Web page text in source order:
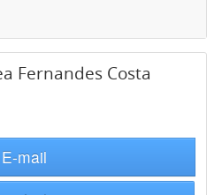
Fernandes Costa
E-mail